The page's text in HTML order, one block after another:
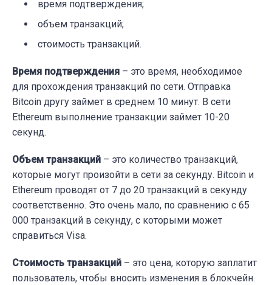
время подтверждения;
объем транзакций;
стоимость транзакций.
Время подтверждения – это время, необходимое
для прохождения транзакций по сети. Отправка
Bitcoin другу займет в среднем 10 минут. В сети
Ethereum выполнение транзакции займет 10-20
секунд.
Объем транзакций – это количество транзакций,
которые могут произойти в сети за секунду. Bitcoin и
Ethereum проводят от 7 до 20 транзакций в секунду
соответственно. Это очень мало, по сравнению с 65
000 транзакций в секунду, с которыми может
справиться Visa.
Стоимость транзакций – это цена, которую заплатит
пользователь, чтобы вносить изменения в блокчейн.